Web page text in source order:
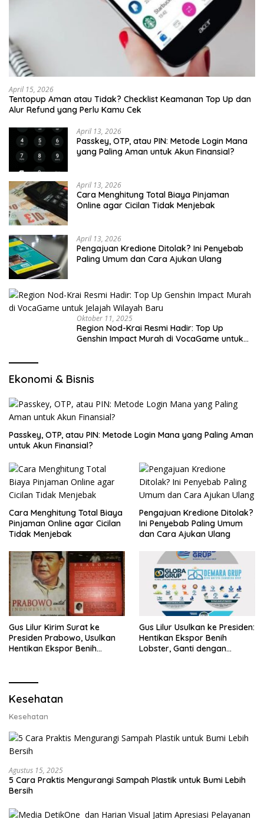
April 15, 2026
Tentopup Aman atau Tidak? Checklist Keamanan Top Up dan
Alur Refund yang Perlu Kamu Cek
April 13, 2026
Passkey, OTP, atau PIN: Metode Login Mana
yang Paling Aman untuk Akun Finansial?
April 13, 2026
Cara Menghitung Total Biaya Pinjaman
Online agar Cicilan Tidak Menjebak
April 13, 2026
Pengajuan Kredione Ditolak? Ini Penyebab
Paling Umum dan Cara Ajukan Ulang
Oktober 11, 2025
Region Nod-Krai Resmi Hadir: Top Up
Genshin Impact Murah di VocaGame untuk
Ekonomi & Bisnis
Passkey, OTP, atau PIN: Metode Login Mana yang Paling Aman
untuk Akun Finansial?
Cara Menghitung Total Biaya
Pinjaman Online agar Cicilan
Tidak Menjebak
Pengajuan Kredione Ditolak?
Ini Penyebab Paling Umum
dan Cara Ajukan Ulang
Gus Lilur Kirim Surat ke
Presiden Prabowo, Usulkan
Hentikan Ekspor Benih
Gus Lilur Usulkan ke Presiden:
Hentikan Ekspor Benih
Lobster, Ganti dengan
Kesehatan
Kesehatan
Agustus 15, 2025
5 Cara Praktis Mengurangi Sampah Plastik untuk Bumi Lebih
Bersih